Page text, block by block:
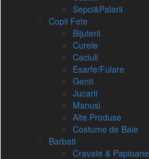
Sepci&Palarii
Copii Fete
Bijuterii
Curele
Caciuli
Esarfe/Fulare
Genti
Jucarii
Manusi
Alte Produse
Costume de Baie
Barbati
Cravate & Papioane